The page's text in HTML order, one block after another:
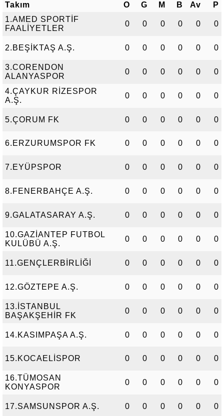
Takım O G M B Av
P
1.AMED SPORTİF
FAALİYETLER
0 0 0 0 0 0
2.BEŞİKTAŞ A.Ş. 0 0 0 0 0 0
3.CORENDON
ALANYASPOR
0 0 0 0 0 0
4.ÇAYKUR RİZESPOR
A.Ş.
0 0 0 0 0 0
5.ÇORUM FK 0 0 0 0 0 0
6.ERZURUMSPOR FK 0 0 0 0 0 0
7.EYÜPSPOR 0 0 0 0 0 0
8.FENERBAHÇE A.Ş. 0 0 0 0 0 0
9.GALATASARAY A.Ş. 0 0 0 0 0 0
10.GAZİANTEP FUTBOL
KULÜBÜ A.Ş.
0 0 0 0 0 0
11.GENÇLERBİRLİĞİ 0 0 0 0 0 0
12.GÖZTEPE A.Ş. 0 0 0 0 0 0
13.İSTANBUL
BAŞAKŞEHİR FK
0 0 0 0 0 0
14.KASIMPAŞA A.Ş. 0 0 0 0 0 0
15.KOCAELİSPOR 0 0 0 0 0 0
16.TÜMOSAN
KONYASPOR
0 0 0 0 0 0
17.SAMSUNSPOR A.Ş. 0 0 0 0 0 0